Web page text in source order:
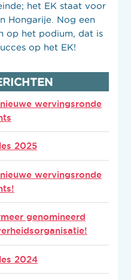
het EK staat voor
Hongarije. Nog een
op het podium, dat is
op het EK!
wervingsronde
2025
wervingsronde
genomineerd
2024